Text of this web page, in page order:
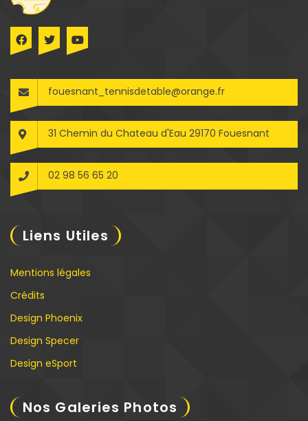
fouesnant_tennisdetable@orange.fr
31 Chemin du Chateau d'Eau 29170 Fouesnant
02 98 56 65 20
Liens Utiles
Mentions légales
Crédits
Design Phoenix
Design Specer
Design eSport
Nos Galeries Photos